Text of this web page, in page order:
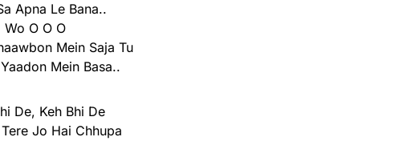
Apna Le Bana..
Wo O O O
Mein Saja Tu
Mein Basa..
De, Keh Bhi De
Jo Hai Chhupa